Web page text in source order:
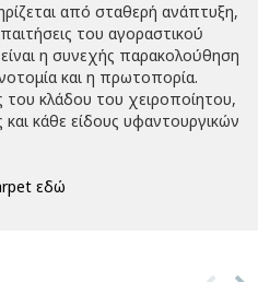
από σταθερή ανάπτυξη,
του αγοραστικού
η συνεχής παρακολούθηση
και η πρωτοπορία.
του κλάδου του χειροποίητου,
κάθε είδους υφαντουργικών
εδώ